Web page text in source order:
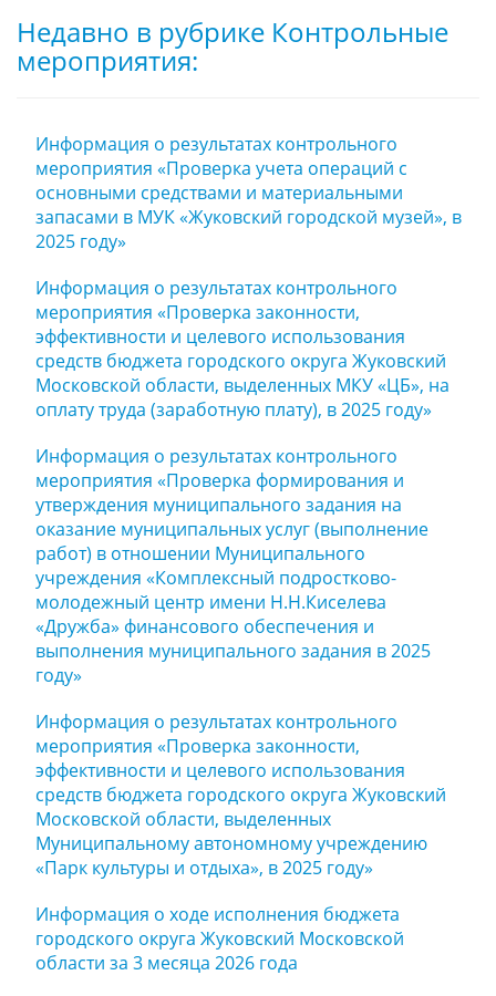
Недавно в рубрике Контрольные
мероприятия:
Информация о результатах контрольного
мероприятия «Проверка учета операций с
основными средствами и материальными
запасами в МУК «Жуковский городской музей», в
2025 году»
Информация о результатах контрольного
мероприятия «Проверка законности,
эффективности и целевого использования
средств бюджета городского округа Жуковский
Московской области, выделенных МКУ «ЦБ», на
оплату труда (заработную плату), в 2025 году»
Информация о результатах контрольного
мероприятия «Проверка формирования и
утверждения муниципального задания на
оказание муниципальных услуг (выполнение
работ) в отношении Муниципального
учреждения «Комплексный подростково-
молодежный центр имени Н.Н.Киселева
«Дружба» финансового обеспечения и
выполнения муниципального задания в 2025
году»
Информация о результатах контрольного
мероприятия «Проверка законности,
эффективности и целевого использования
средств бюджета городского округа Жуковский
Московской области, выделенных
Муниципальному автономному учреждению
«Парк культуры и отдыха», в 2025 году»
Информация о ходе исполнения бюджета
городского округа Жуковский Московской
области за 3 месяца 2026 года